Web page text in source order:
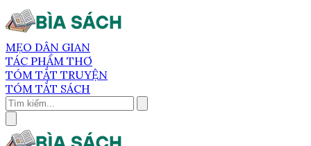
MẸO DÂN GIAN
TÁC PHẨM THƠ
TÓM TẮT TRUYỆN
TÓM TẮT SÁCH